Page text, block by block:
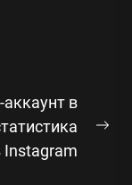
в
Instagram